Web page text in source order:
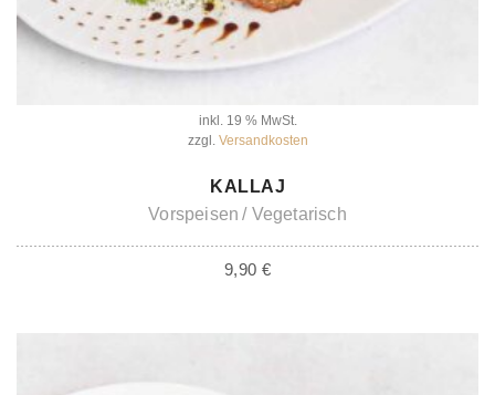
inkl. 19 % MwSt.
zzgl. Versandkosten
IN DEN WARENKORB
KALLAJ
Vorspeisen
Vegetarisch
9,90 €